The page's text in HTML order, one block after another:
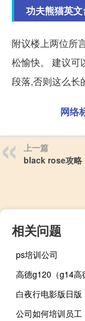
功夫熊猫英
附议楼上两位所
松愉快。 建议可
段落,否则这么长
网络
上一篇
black rose攻略
相关问题
ps培训公司
公司如何培训员工